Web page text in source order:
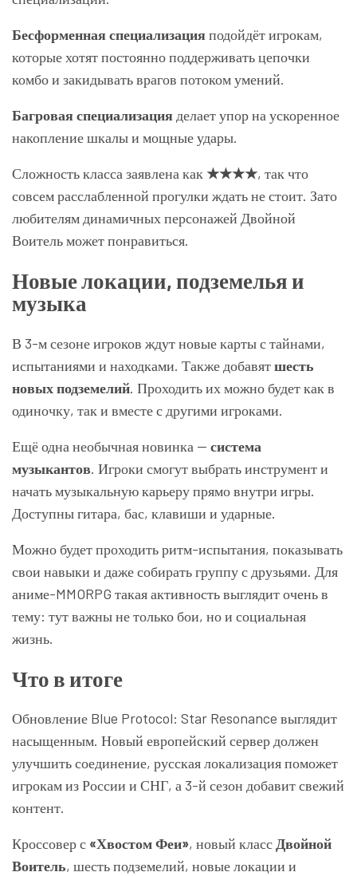
Бесформенная специализацияподойдёт игрокам,
которые хотят постоянно поддерживать цепочки
комбо и закидывать врагов потоком умений.
Багровая специализация делает упор на ускоренное
накопление шкалы и мощные удары.
Сложность класса заявлена как ★★★★, так что
совсем расслабленной прогулки ждать не стоит. Зато
любителям динамичных персонажей Двойной
Воитель может понравиться.
Новые локации, подземелья и
музыка
В 3-м сезоне игроков ждут новые карты с тайнами,
испытаниями и находками. Также добавятшесть
новых подземелий. Проходить их можно будет как в
одиночку, так и вместе с другими игроками.
Ещё одна необычная новинка — система
музыкантов. Игроки смогут выбрать инструмент и
начать музыкальную карьеру прямо внутри игры.
Доступны гитара, бас, клавиши и ударные.
Можно будет проходить ритм-испытания, показывать
свои навыки и даже собирать группу с друзьями. Для
аниме-MMORPG такая активность выглядит очень в
тему: тут важны не только бои, но и социальная
жизнь.
Что в итоге
Обновление Blue Protocol: Star Resonance выглядит
насыщенным. Новый европейский сервер должен
улучшить соединение, русская локализация поможет
игрокам из России и СНГ, а 3-й сезон добавит свежий
контент.
Кроссовер с «Хвостом Феи», новый класс Двойной
Воитель, шесть подземелий, новые локации и